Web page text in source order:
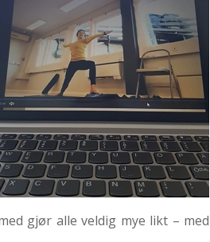
gjør alle veldig mye likt – med